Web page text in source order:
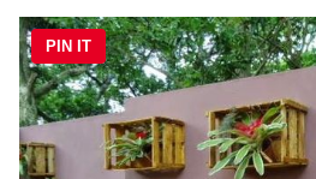
PIN IT